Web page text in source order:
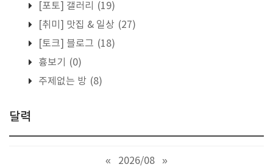
[포토] 갤러리
(19)
[취미] 맛집 & 일상 (27)
[토크] 블로그 (18)
흉보기
(0)
주제없는 방 (8)
달력
« 2026/08 »